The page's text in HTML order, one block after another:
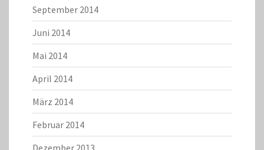
September 2014
Juni 2014
Mai 2014
April 2014
März 2014
Februar 2014
Dezember 2013